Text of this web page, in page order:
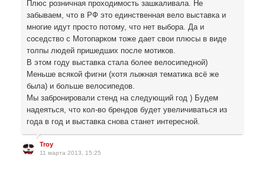
Плюс розничная проходимость зашкаливала. Не
забываем, что в РФ это единственная вело выставка и
многие идут просто потому, что нет выбора. Да и
соседство с Мотопарком тоже дает свои плюсы в виде
толпы людей пришедших после мотиков.
В этом году выставка стала более велосипедной)
Меньше всякой фигни (хотя лыжная тематика всё же
была) и больше велосипедов.
Мы забронировали стенд на следующий год ) Будем
надеяться, что кол-во брендов будет увеличиваться из
года в год и выставка снова станет интересной.
Troy
11 марта 2013, 15:25